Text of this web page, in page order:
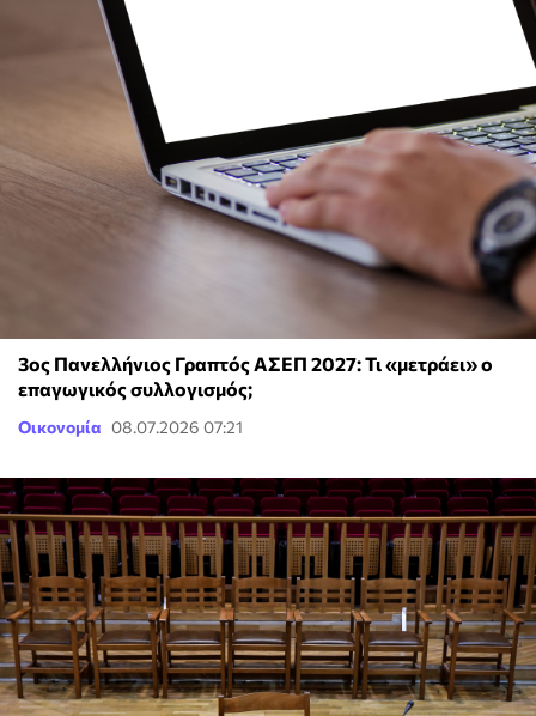
3ος Πανελλήνιος Γραπτός ΑΣΕΠ 2027: Τι «μετράει» ο
επαγωγικός συλλογισμός;
Οικονομία 08.07.2026 07:21